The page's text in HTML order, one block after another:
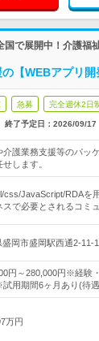
で展開中！介護福
の【WEBアプリ
急募 完全週休2日
終了予定日： 2026/09/17
介護業務支援等のパッ
します。
css/JavaScript/RDAを
スで必要とされるコミ
岡市盛岡駅西通2-11-1
円～280,000円※経験
用期間6ヶ月あり(待
万円